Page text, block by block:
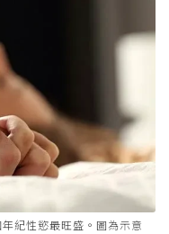
紀性慾最旺盛。圖為示意